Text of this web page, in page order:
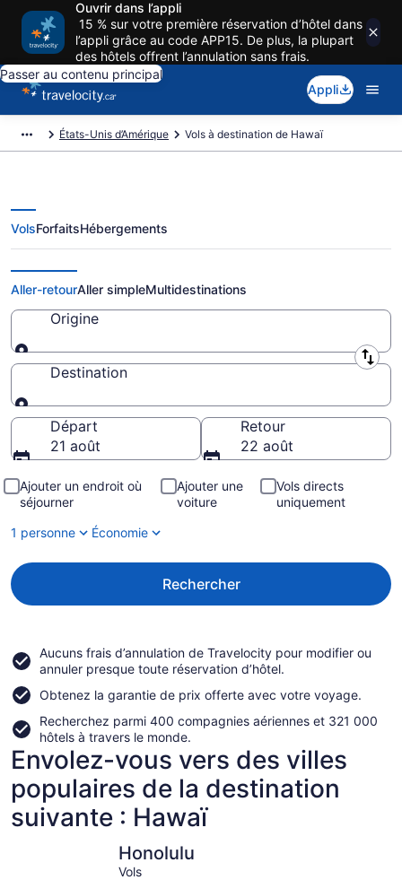
Ouvrir dans l’appli
15 % sur votre première réservation d’hôtel dans
l’appli grâce au code APP15. De plus, la plupart
des hôtels offrent l’annulation sans frais.
Passer au contenu principal
Appli
États-Unis d’Amérique Vols à destination de Hawaï
Vols − Hawaï
VolsForfaitsHébergements
Aller-retourAller simpleMultidestinations
Origine
Origine
Destination
Destination
Départ
21 août
Retour
22 août
Ajouter un endroit où
séjourner
Ajouter une
voiture
Vols directs
uniquement
1 personne
Économie
Rechercher
Aucuns frais d’annulation de Travelocity pour modifier ou
annuler presque toute réservation d’hôtel.
Obtenez la garantie de prix offerte avec votre voyage.
Recherchez parmi 400 compagnies aériennes et 321 000
hôtels à travers le monde.
Envolez-vous vers des villes
populaires de la destination
suivante : Hawaï
Honolulu
Vols